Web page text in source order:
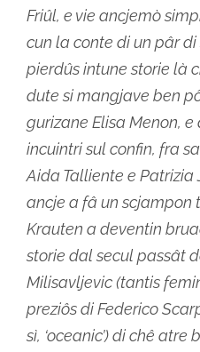
Friûl, e vie ancjemò
cun la conte di un pâr
pierdûs intune storie là
dute si mangjave ben
gurizane Elisa Menon,
incuintri sul confin, fra
Aida Talliente e Patrizia
ancje a fâ un scjampon
Krauten a deventin
storie dal secul passât
Milisavljevic (tantis
preziôs di Federico
sì, ‘oceanic’) di chê